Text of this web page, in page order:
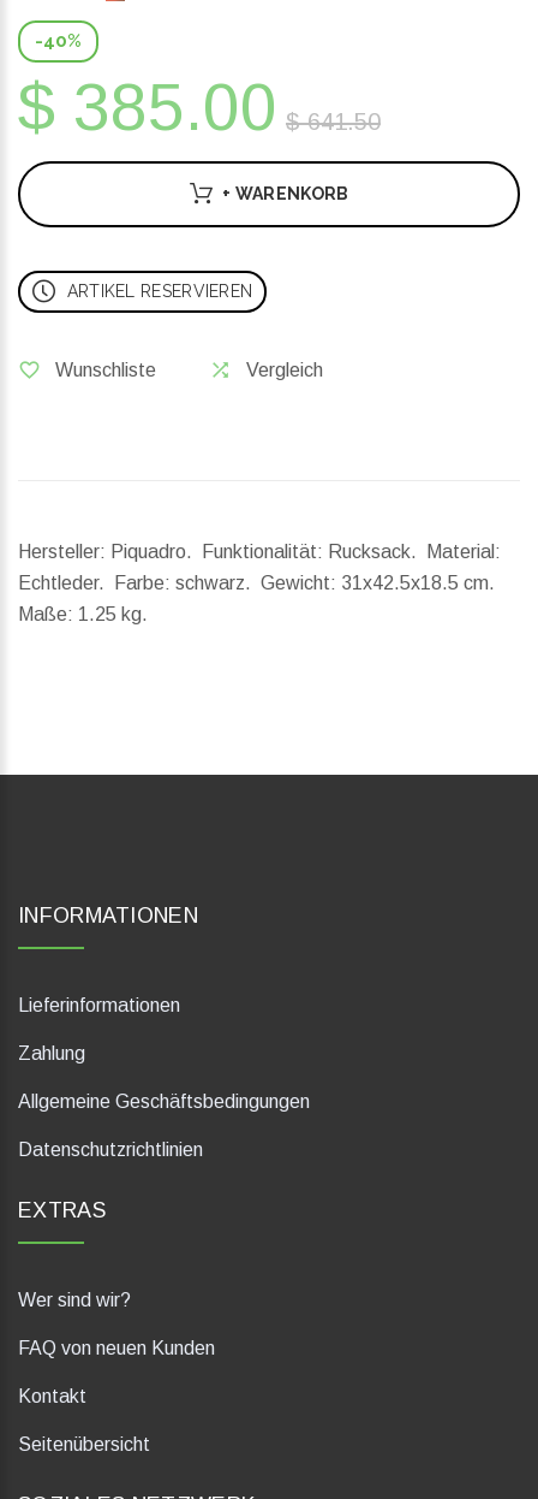
-40%
$ 385.00 $ 641.50
+ WARENKORB
ARTIKEL RESERVIEREN
Wunschliste Vergleich
Hersteller: Piquadro. Funktionalität: Rucksack. Material:
Echtleder. Farbe: schwarz. Gewicht: 31x42.5x18.5 cm.
Maße: 1.25 kg.
INFORMATIONEN
Lieferinformationen
Zahlung
Allgemeine Geschäftsbedingungen
Datenschutzrichtlinien
EXTRAS
Wer sind wir?
FAQ von neuen Kunden
Kontakt
Seitenübersicht